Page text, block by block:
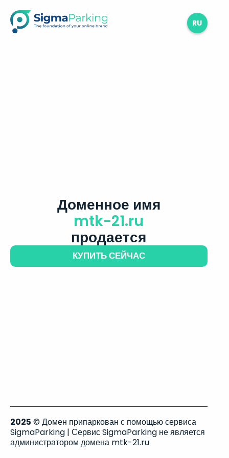
RU
Доменное имя
mtk-21.ru
продается
КУПИТЬ СЕЙЧАС
2025 © Домен припаркован с помощью сервиса
SigmaParking | Сервис SigmaParking не является
администратором домена mtk-21.ru